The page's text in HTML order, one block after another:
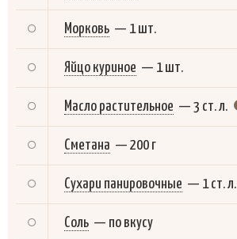
Морковь — 1 шт.
Яйцо куриное — 1 шт.
Масло растительное — 3 ст. л.
Сметана — 200 г
Сухари панировочные — 1 ст. л.
Соль — по вкусу